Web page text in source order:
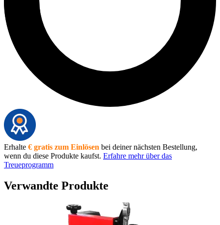
Erhalte € gratis zum Einlösen bei deiner nächsten Bestellung,
wenn du diese Produkte kaufst. Erfahre mehr über das
Treueprogramm
Verwandte Produkte